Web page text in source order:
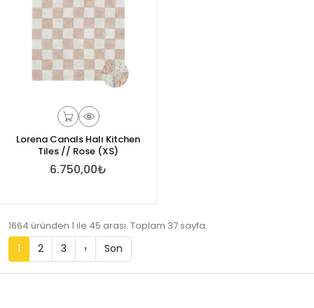
Lorena Canals Halı Kitchen
Tiles // Rose (XS)
6.750,00₺
1664 üründen 1 ile 45 arası. Toplam 37 sayfa.
1 2 3 › Son